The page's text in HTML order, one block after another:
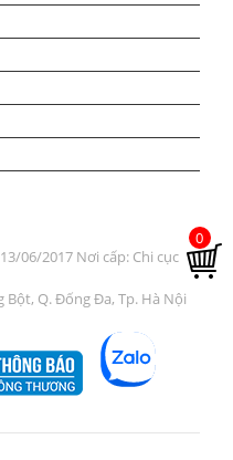
06/2017 Nơi cấp: Chi cục
Bột, Q. Đống Đa, Tp. Hà Nội
0